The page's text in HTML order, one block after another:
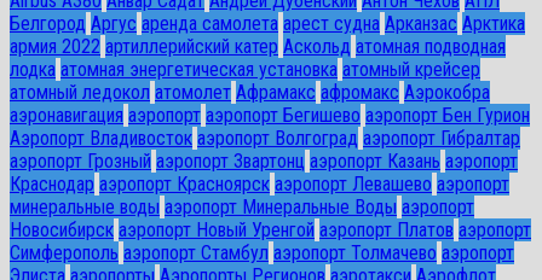
Белгород Аргус аренда самолета арест судна Арканзас Арктика
армия 2022 артиллерийский катер Аскольд атомная подводная
лодка атомная энергетическая установка атомный крейсер
атомный ледокол атомолет Афрамакс афромакс Аэрокобра
аэронавигация аэропорт аэропорт Бегишево аэропорт Бен Гурион
Аэропорт Владивосток аэропорт Волгоград аэропорт Гибралтар
аэропорт Грозный аэропорт Звартонц аэропорт Казань аэропорт
Краснодар аэропорт Красноярск аэропорт Левашево аэропорт
минеральные воды аэропорт Минеральные Воды аэропорт
Новосибирск аэропорт Новый Уренгой аэропорт Платов аэропорт
Симферополь аэропорт Стамбул аэропорт Толмачево аэропорт